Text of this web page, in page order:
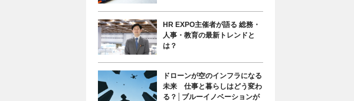
HR EXPO主催者が語る 総務・
人事・教育の最新トレンドと
は？
ドローンが空のインフラになる
未来 仕事と暮らしはどう変わ
る？│ブルーイノベーションが